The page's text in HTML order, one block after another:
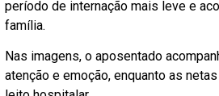
período de internação mais leve e
família.
Nas imagens, o aposentado
atenção e emoção, enquanto as